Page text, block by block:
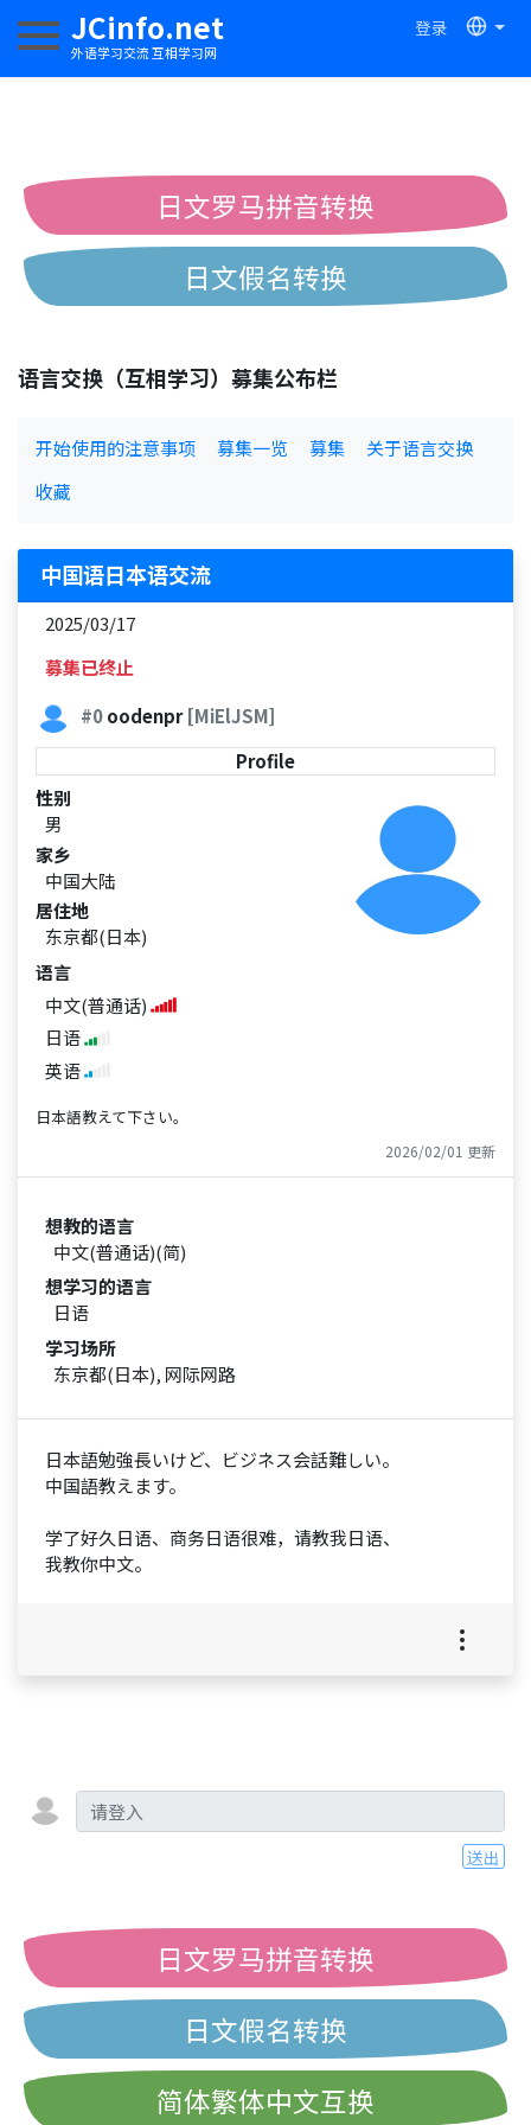
JCinfo.net
外语学习交流 互相学习网
登录
切换导航
日文罗马拼音转换
日文假名转换
语言交换（互相学习）募集公布栏
开始使用的注意事项 募集一览 募集
关于语言交换
收藏
中国语日本语交流
2025/03/17
募集已终止
#0oodenpr[MiElJSM]
Profile
性别
男
家乡
中国大陆
居住地
东京都(日本)
语言
中文(普通话)
日语
英语
日本語教えて下さい。
2026/02/01 更新
想教的语言
中文(普通话)(简)
想学习的语言
日语
学习场所
东京都(日本), 网际网路
日本語勉強長いけど、ビジネス会話難しい。
中国語教えます。
学了好久日语、商务日语很难，请教我日语、
我教你中文。
送出
日文罗马拼音转换
日文假名转换
简体繁体中文互换